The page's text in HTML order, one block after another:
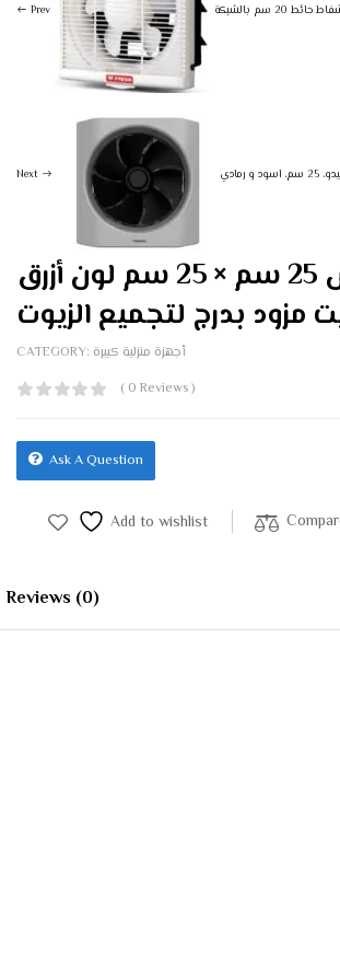
Prev 20 سم بالشبكة
Next رمادي
شفاط مطبخ توشيبا مقاس 25 سم × 25 سم لون أزرق
مزود بدرج لتجميع الزيوت
CATEGORY: أجهزة منزلية كبيرة
( 0 Reviews )
Ask A Question
Add to wishlist
Reviews (0)